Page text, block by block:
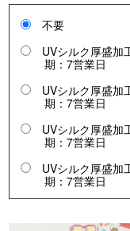
不要
UVシルク厚盛加
期：7営業日
UVシルク厚盛加
期：7営業日
UVシルク厚盛加
期：7営業日
UVシルク厚盛加
期：7営業日